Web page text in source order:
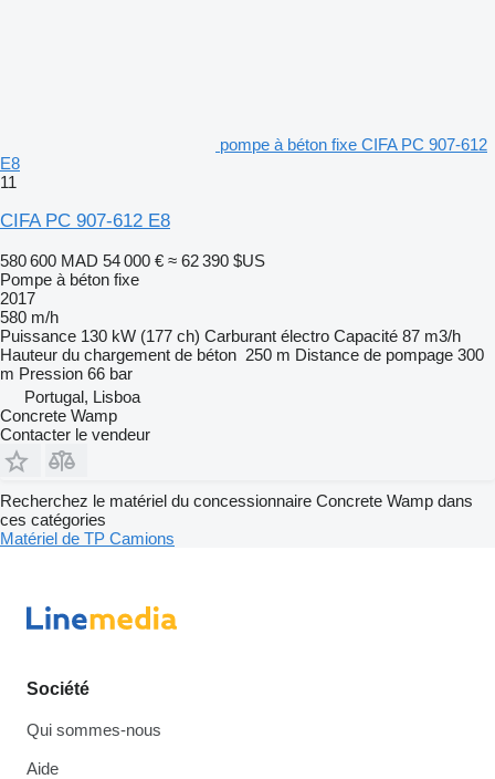
pompe à béton fixe CIFA PC 907-612
E8
11
CIFA PC 907-612 E8
580 600 MAD 54 000 € ≈ 62 390 $US
Pompe à béton fixe
2017
580 m/h
Puissance 130 kW (177 ch) Carburant électro Capacité 87 m3/h
Hauteur du chargement de béton 250 m Distance de pompage 300
m Pression 66 bar
Portugal, Lisboa
Concrete Wamp
Contacter le vendeur
Recherchez le matériel du concessionnaire Concrete Wamp dans
ces catégories
Matériel de TP Camions
Société
Qui sommes-nous
Aide